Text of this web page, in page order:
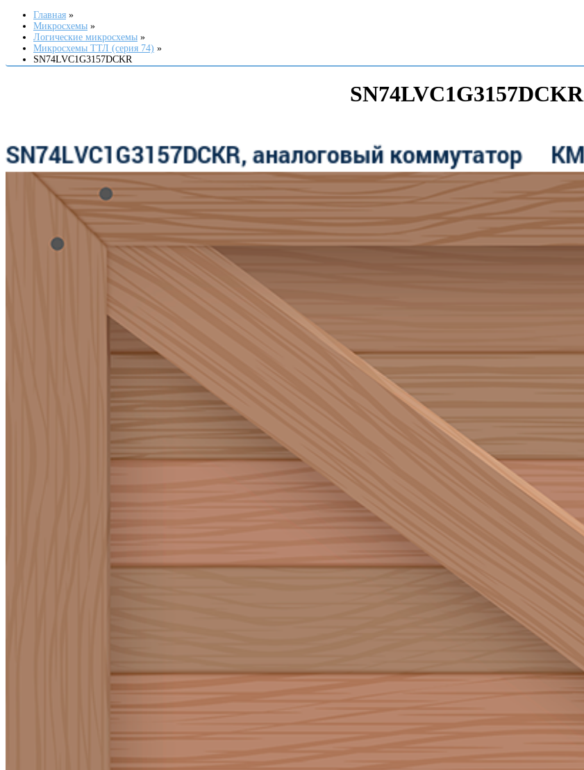
Главная
Микросхемы
Логические микросхемы
Микросхемы ТТЛ (серия 74)
SN74LVC1G3157DCKR
SN74LVC1G3157DCKR